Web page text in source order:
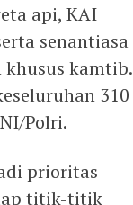
api, KAI
senantiasa
kamtib.
310
Polri.
prioritas
titik-titik